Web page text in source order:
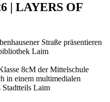
| LAYERS OF
Straße präsentieren
Laim
8cM der Mittelschule
in einem multimedialen
Laim